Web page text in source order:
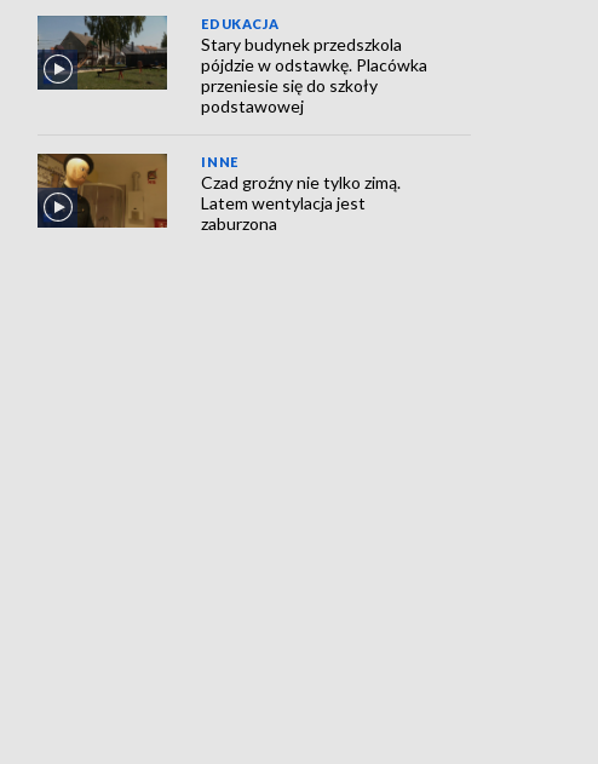
EDUKACJA
Stary budynek przedszkola
pójdzie w odstawkę. Placówka
przeniesie się do szkoły
podstawowej
INNE
Czad groźny nie tylko zimą.
Latem wentylacja jest
zaburzona